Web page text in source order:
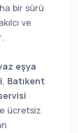
bir sürü
ve
eşya
, Batıkent
ücretsiz